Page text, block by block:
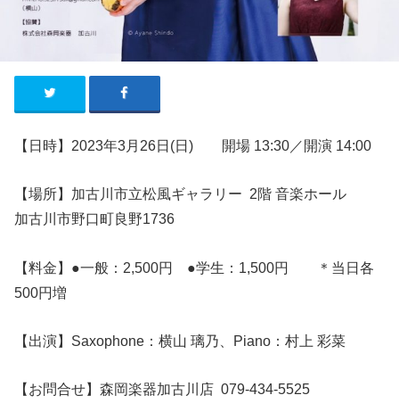
【日時】2023年3月26日(日) 開場 13:30／開演 14:00
【場所】加古川市立松風ギャラリー 2階 音楽ホール
加古川市野口町良野1736
【料金】●一般：2,500円 ●学生：1,500円 ＊当日各
500円増
【出演】Saxophone：横山 璃乃、Piano：村上 彩菜
【お問合せ】森岡楽器加古川店 079-434-5525